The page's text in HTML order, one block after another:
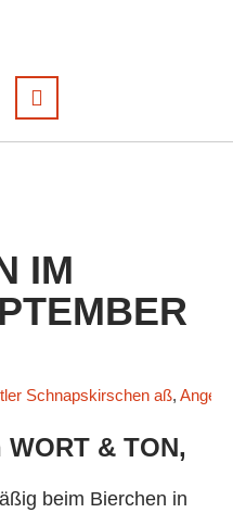
IM
Schnapskirschen aß,
& TON,
beim Bierchen in